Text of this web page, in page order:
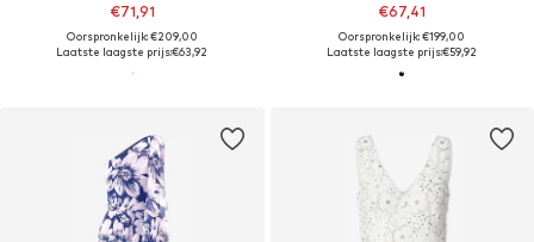
€71,91
Oorspronkelijk: €209,00
Laatste laagste prijs:€63,92
€67,41
Oorspronkelijk: €199,00
Laatste laagste prijs:€59,92